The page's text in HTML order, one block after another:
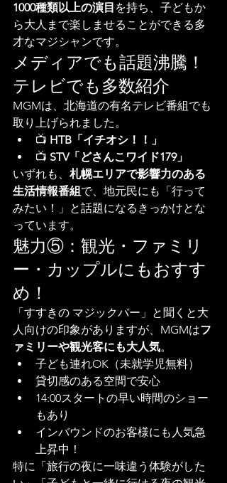
1000種類以上の演目 を持ち、子どもか
ら大人まで楽しませることができる多
才なマジシャンです。
メディアでも話題沸騰！
テレビでも多数紹介
MGMは、北海道の有名テレビ番組でも
取り上げられました。
📺 HTB「イチオシ！！」
📺 STV「どさんこワイド179」
いずれも、 札幌エリアで影響力のある
生活情報番組 で、地元民にも「行って
みたい！」と話題になるきっかけとな
っています。
魅力⑤：観光・ファミリ
ー・カップルにもおすす
め！
「すすきの マジックバー」と聞くと大
人向けの印象がありますが、MGMはフ
ァミリーや観光客にも大人気。
子ども連れOK（未就学児無料）
貸切感のある空間で安心
14:00スタートの早い時間のショー
もあり
インバウンドのお客様にも人気急
上昇中！
特に「旅行の夜に一味違う体験がした